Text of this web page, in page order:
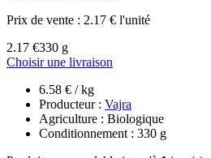
Prix de vente : 2.17 € l'unité
2.17 €330 g
Choisir une livraison
6.58 € / kg
Producteur : Vajra
Agriculture : Biologique
Conditionnement : 330 g